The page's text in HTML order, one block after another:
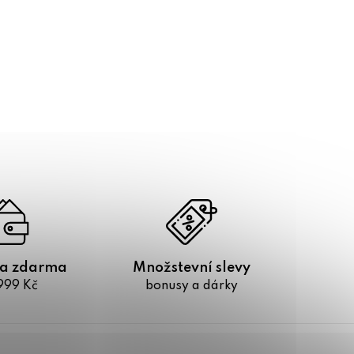
zdarma
Kč
Množstevní slevy
bonusy a dárky